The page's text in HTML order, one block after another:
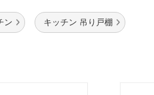
ン キッチン 吊り戸棚